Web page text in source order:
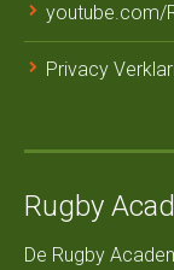
youtube.com/
Privacy
Rugby
De Rugby